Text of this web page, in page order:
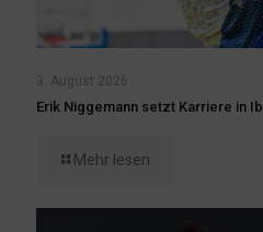
3. August 2026
Erik Niggemann setzt Karriere in
Mehr lesen